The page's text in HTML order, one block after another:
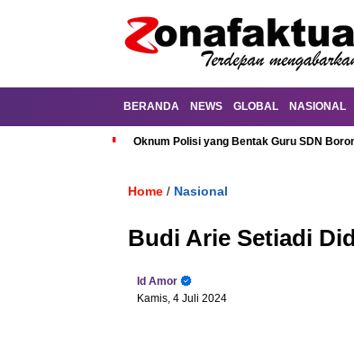
BERANDA NEWS GLOBAL NASIONAL
Oknum Polisi yang Bentak Guru SDN
Home / Nasional
Budi Arie Setiadi
Id Amor
Kamis, 4 Juli 2024